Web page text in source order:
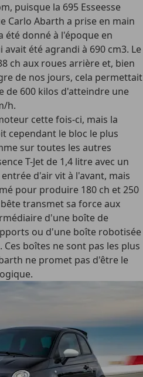
puisque la 695 Esseesse
Carlo Abarth a prise en main
été donné à l'époque en
été agrandi à 690 cm3. Le
ch aux roues arrière et, bien
de nos jours, cela permettait
de 600 kilos d'atteindre une
h.
cette fois-ci, mais la
cependant le bloc le plus
sur toutes les autres
T-Jet de 1,4 litre avec un
d'air vit à l'avant, mais
pour produire 180 ch et 250
transmet sa force aux
d'une boîte de
ou d'une boîte robotisée
boîtes ne sont pas les plus
ne promet pas d'être le